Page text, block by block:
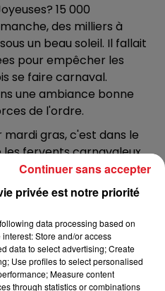
15 000
des milliers à
un beau soleil. Il fallait
pour empêcher les
se faire carnaval.
une ambiance bonne
de l'ordre.
gras, c'est dans le
les fervents carnavaleux
centaines de personnes
les rues, et dans les
transofrment bien
privée est notre priorité
data processing based on
Store and/or access
data to select advertising; Create
Use profiles to select personalised
Measure content
through statistics or combinations
Continuer sans accepter